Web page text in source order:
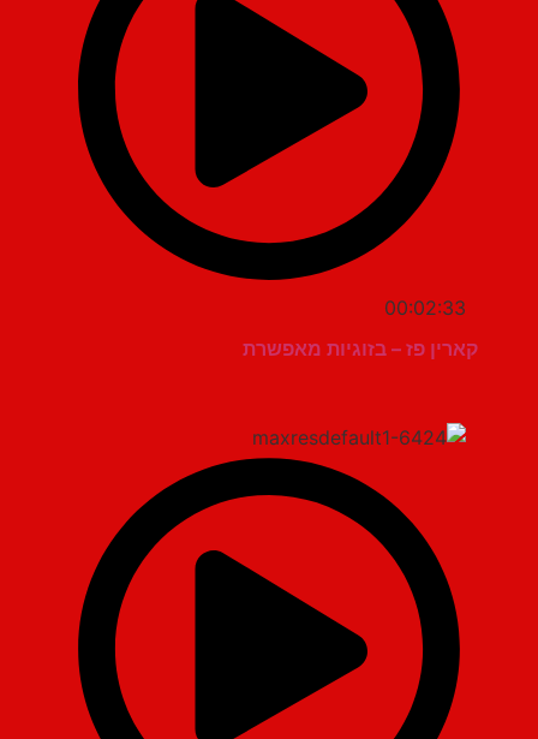
00:02:33
קארין פז – בזוגיות מאפשרת